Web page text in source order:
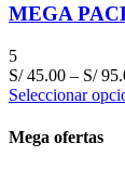
MEGA
5
S/45.00 – S/
Seleccionar
Mega ofertas